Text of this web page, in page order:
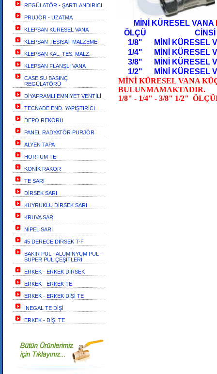
REGÜLATÖR - ŞARTLANDIRICI
PRUJÖR - UZATMA
KLEPSAN KÜRESEL VANA
KLEPSAN TESİSAT MALZEME
KLEPSAN KAL. TES. MALZ.
KLEPSAN FLANŞLI VANA
CASE SU BASINÇ
REGÜLATÖRÜ
DİYAFRAMLI EMNİYET VENTİLİ
TECNADE END. YAPIŞTIRICI
DEPO REKORU
PANEL RADYATÖR PURJÖR
ALYEN TAPA
HORTUM TE
KONİK RAKOR
TE SARI
DİRSEK SARI
KUYRUKLU DİRSEK SARI
KRUVA SARI
NİPEL SARI
45 DERECE DİRSEK T-F
BAKIR PUL - ALÜMİNYUM PUL -
SÜPER PUL ÇEŞİTLERİ
ERKEK - ERKEK DİRSEK
ERKEK - ERKEK TE
ERKEK - ERKEK DİŞİ TE
İNEGAL TE DİŞİ
ERKEK - DİŞİ TE
MİNİ KÜRESEL VANA
ÖLÇÜ CİNSİ
1/8" MİNİ KÜRESEL
1/4" MİNİ
3/8" MİNİ KÜRESEL
1/2" MİNİ
MİNİ KÜRESEL VANA
BULUNMAMAKTADIR.
1/8" - 1/4" - 3/8" 1/2"